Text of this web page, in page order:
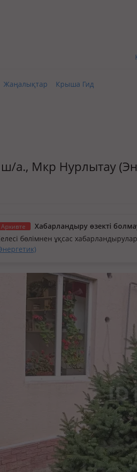
Жаңалықтар Крыша Гид
ш/а., Мкр Нурлытау
Архивте
Хабарландыру өзекті
бөлімнен ұқсас